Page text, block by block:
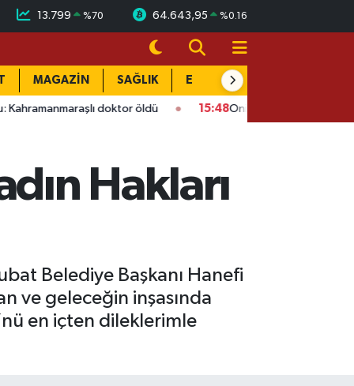
13.799 %70 64.643,95 %0.16
MAGAZİN SAĞLIK EĞİTİM
doktor öldü 15:48 Onikişubat’ta ücretsiz üniversite
Hakları
Belediye Başkanı Hanefi
ve geleceğin inşasında
en içten dileklerimle